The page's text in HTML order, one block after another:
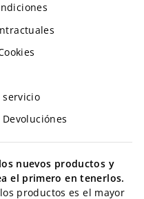
servicio
nuevos productos y
el primero en tenerlos.
productos es el mayor